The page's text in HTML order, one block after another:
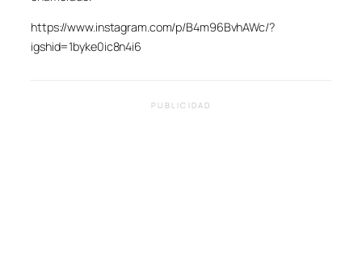
https://www.instagram.com/p/B4m96BvhAWc/?
igshid=1byke0ic8n4i6
PUBLICIDAD